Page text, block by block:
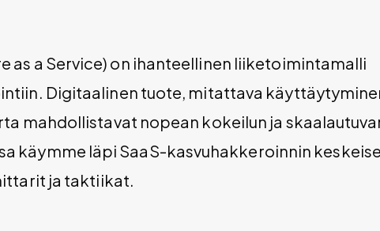
as a Service) on ihanteellinen liiketoimintamalli
Digitaalinen tuote, mitattava
mahdollistavat nopean kokeilun ja
käymme läpi SaaS-kasvuhakkeroinnin
ja taktiikat.